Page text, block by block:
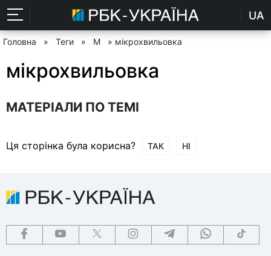
UA
Головна » Теги » М » мікрохвильовка
мікрохвильовка
МАТЕРІАЛИ ПО ТЕМІ
Ця сторінка була корисна? ТАК НІ